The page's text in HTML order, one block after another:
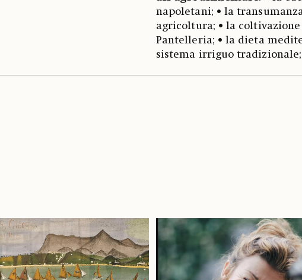
napoletani; • la
agricoltura; • la
Pantelleria; • la dieta
sistema irriguo